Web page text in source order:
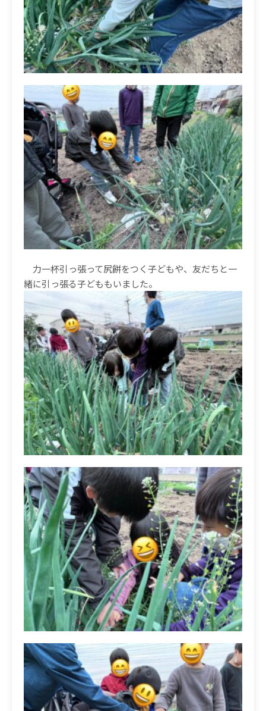
力一杯引っ張って尻餅をつく子どもや、友だちと一
緒に引っ張る子どももいました。